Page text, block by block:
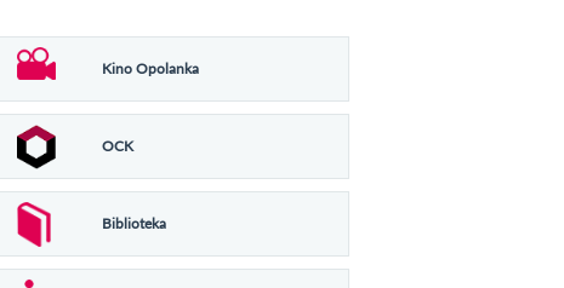
Kino Opolanka
OCK
Biblioteka